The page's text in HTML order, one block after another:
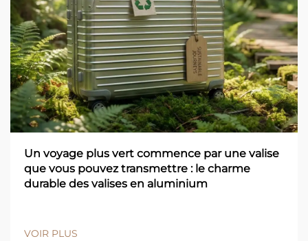
Un voyage plus vert commence par une valise
que vous pouvez transmettre : le charme
durable des valises en aluminium
VOIR PLUS